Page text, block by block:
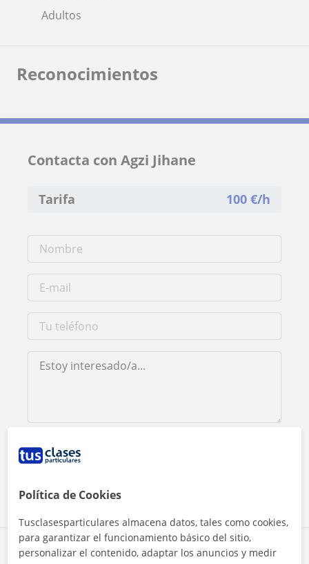
Comparte a este profesor
Adultos
Reconocimientos
Contacta con Agzi Jihane
Tarifa 100 €/h
Política de Cookies
Tusclasesparticulares almacena datos, tales como cookies,
para garantizar el funcionamiento básico del sitio,
personalizar el contenido, adaptar los anuncios y medir